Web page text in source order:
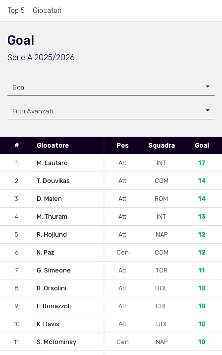
Top 5 Giocatori
Goal
Serie A 2025/2026
Goal
Filtri Avanzati
# Giocatore Pos Squadra Goal
1 M. Lautaro Att INT 17
2 T. Douvikas Att COM 14
3 D. Malen Att ROM 14
4 M. Thuram Att INT 13
5 R. Hojlund Att NAP 12
6 N. Paz Cen COM 12
7 G. Simeone Att TOR 11
8 R. Orsolini Att BOL 10
9 F. Bonazzoli Att CRE 10
10 K. Davis Att UDI 10
11 S. McTominay Cen NAP 10